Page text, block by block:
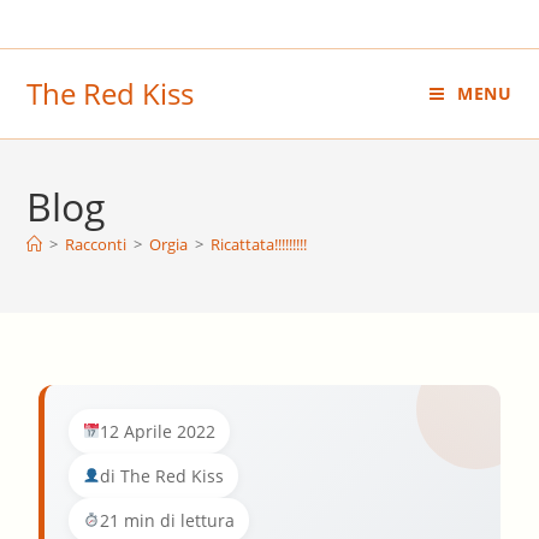
al
The Red Kiss MENU
Blog
> Racconti > Orgia > Ricattata!!!!!!!!!
12 Aprile 2022
di The Red Kiss
21 min di lettura